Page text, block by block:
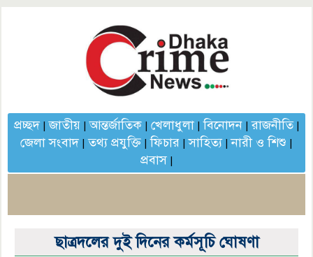
প্রচ্ছদ|জাতীয়|আন্তর্জাতিক| খেলাধুলা|বিনোদন|রাজনীতি|
জেলা সংবাদ|তথ্য প্রযুক্তি |ফিচার |সাহিত্য|নারী ও শিশু |
প্রবাস|
ছাত্রদলের দুই দিনের কর্মসূচি ঘোষণা